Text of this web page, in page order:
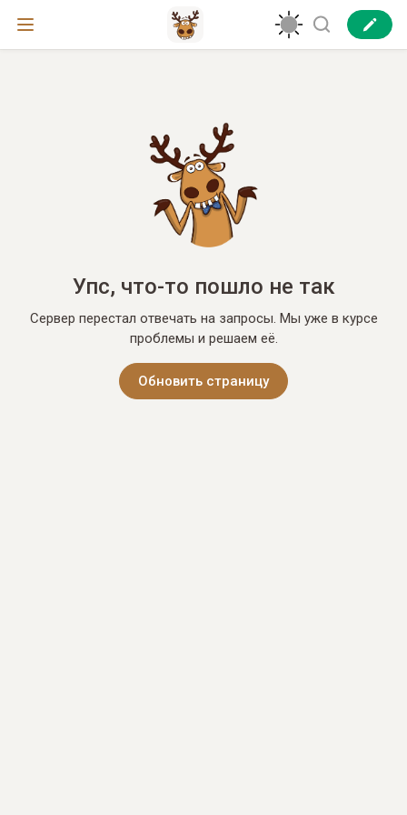
Упс, что-то пошло не так
Сервер перестал отвечать на запросы. Мы уже в курсе
проблемы и решаем её.
Обновить страницу